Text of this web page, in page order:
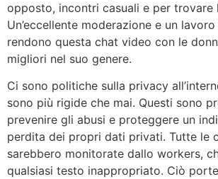
opposto, incontri casuali e per trovare
Un’eccellente moderazione e un
rendono questa chat video con le
migliori nel suo genere.
Ci sono politiche sulla privacy
sono più rigide che mai. Questi sono
prevenire gli abusi e proteggere un
perdita dei propri dati privati. Tutte le
sarebbero monitorate dallo workers,
qualsiasi testo inappropriato. Ciò